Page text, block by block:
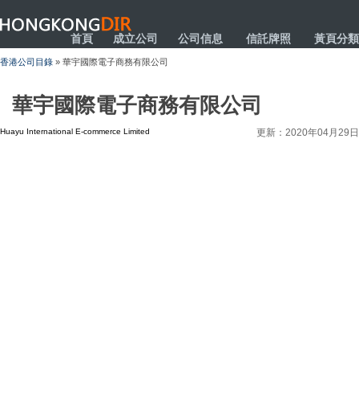
HONGKONGDIR
首頁 成立公司 公司信息 信託牌照 黃頁分類
香港公司目錄 » 華宇國際電子商務有限公司
華宇國際電子商務有限公司
Huayu International E-commerce Limited 更新：2020年04月29日